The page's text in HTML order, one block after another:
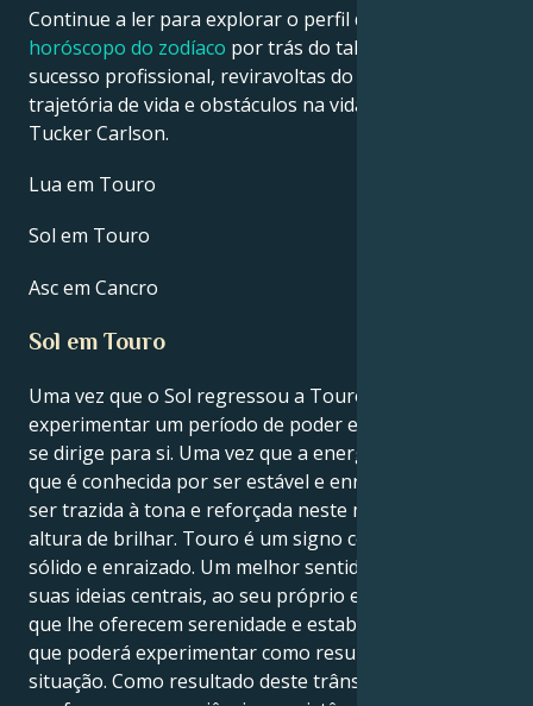
Continue a ler para explorar o perfil detalhado do
horóscopo do zodíaco por trás do talento, carisma,
sucesso profissional, reviravoltas do destino,
trajetória de vida e obstáculos na vida amorosa de
Tucker Carlson.
Lua em Touro
Sol em Touro
Asc em Cancro
Sol em Touro
Uma vez que o Sol regressou a Touro, está prestes a
experimentar um período de poder e renovação que
se dirige para si. Uma vez que a energia de Touro,
que é conhecida por ser estável e enraizada, está a
ser trazida à tona e reforçada neste momento, é
altura de brilhar. Touro é um signo considerado
sólido e enraizado. Um melhor sentido de ligação às
suas ideias centrais, ao seu próprio eu e às coisas
que lhe oferecem serenidade e estabilidade é algo
que poderá experimentar como resultado desta
situação. Como resultado deste trânsito, será instado